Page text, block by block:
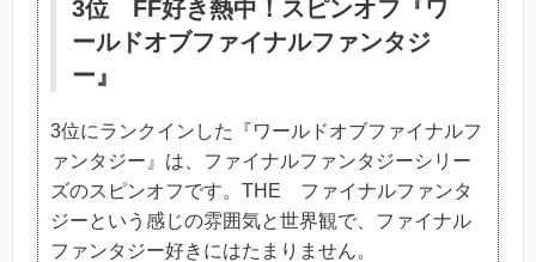
3位 FF好き熱中！スピンオフ『ワ
ールドオブファイナルファンタジ
ー』
3位にランクインした『ワールドオブファイナルフ
ァンタジー』は、ファイナルファンタジーシリー
ズのスピンオフです。THE ファイナルファンタ
ジーという感じの雰囲気と世界観で、ファイナル
ファンタジー好きにはたまりません。